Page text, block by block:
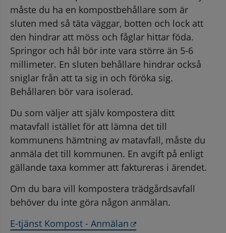
måste du ha en kompostbehållare som är
sluten med så täta väggar, botten och lock att
den hindrar att möss och fåglar hittar föda.
Springor och hål bör inte vara större än 5-6
millimeter. En sluten behållare hindrar också
sniglar från att ta sig in och föröka sig.
Behållaren bör vara isolerad.
Du som väljer att själv kompostera ditt
matavfall istället för att lämna det till
kommunens hämtning av matavfall, måste du
anmäla det till kommunen. En avgift på enligt
gällande taxa kommer att faktureras i ärendet.
Om du bara vill kompostera trädgårdsavfall
behöver du inte göra någon anmälan.
E-tjänst Kompost - Anmälan
Länk till annan